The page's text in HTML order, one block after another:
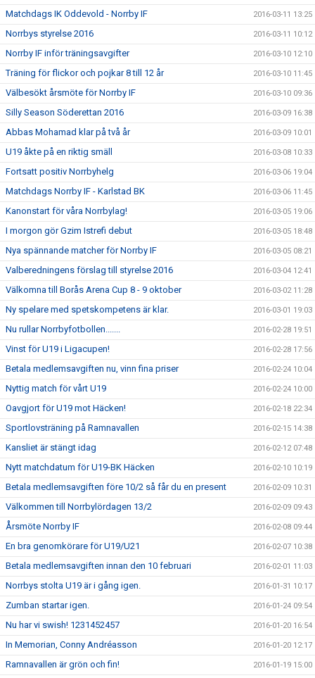
Matchdags IK Oddevold - Norrby IF 2016-03-11 13:25
Norrbys styrelse 2016 2016-03-11 10:12
Norrby IF inför träningsavgifter 2016-03-10 12:10
Träning för flickor och pojkar 8 till 12 år 2016-03-10 11:45
Välbesökt årsmöte för Norrby IF 2016-03-10 09:36
Silly Season Söderettan 2016 2016-03-09 16:38
Abbas Mohamad klar på två år 2016-03-09 10:01
U19 åkte på en riktig smäll 2016-03-08 10:33
Fortsatt positiv Norrbyhelg 2016-03-06 19:04
Matchdags Norrby IF - Karlstad BK 2016-03-06 11:45
Kanonstart för våra Norrbylag! 2016-03-05 19:06
I morgon gör Gzim Istrefi debut 2016-03-05 18:48
Nya spännande matcher för Norrby IF 2016-03-05 08:21
Valberedningens förslag till styrelse 2016 2016-03-04 12:41
Välkomna till Borås Arena Cup 8 - 9 oktober 2016-03-02 11:28
Ny spelare med spetskompetens är klar. 2016-03-01 19:03
Nu rullar Norrbyfotbollen....... 2016-02-28 19:51
Vinst för U19 i Ligacupen! 2016-02-28 17:56
Betala medlemsavgiften nu, vinn fina priser 2016-02-24 10:04
Nyttig match för vårt U19 2016-02-24 10:00
Oavgjort för U19 mot Häcken! 2016-02-18 22:34
Sportlovsträning på Ramnavallen 2016-02-15 14:38
Kansliet är stängt idag 2016-02-12 07:48
Nytt matchdatum för U19-BK Häcken 2016-02-10 10:19
Betala medlemsavgiften före 10/2 så får du en present 2016-02-09 10:31
Välkommen till Norrbylördagen 13/2 2016-02-09 09:43
Årsmöte Norrby IF 2016-02-08 09:44
En bra genomkörare för U19/U21 2016-02-07 10:38
Betala medlemsavgiften innan den 10 februari 2016-02-01 11:03
Norrbys stolta U19 är i gång igen. 2016-01-31 10:17
Zumban startar igen. 2016-01-24 09:54
Nu har vi swish! 1231452457 2016-01-20 16:54
In Memorian, Conny Andréasson 2016-01-20 12:17
Ramnavallen är grön och fin! 2016-01-19 15:00